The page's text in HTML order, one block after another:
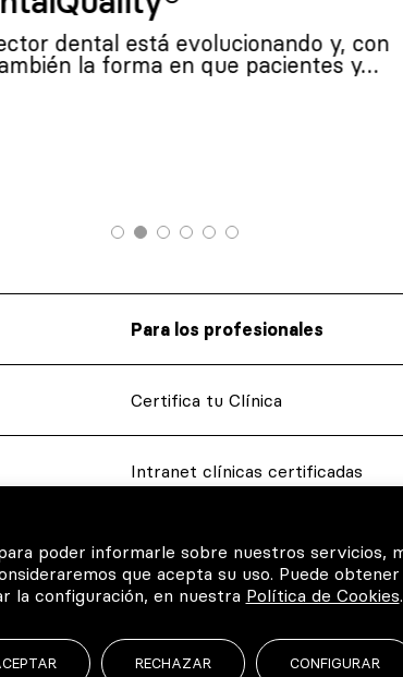
dental está evolucionando y, con
la forma en que pacientes y…
Para los profesionales
Certifica tu Clínica
Intranet clínicas certificadas
Glosario dental
© 2026 Todos los derechos
poder informarle sobre nuestros servicios,
que acepta su uso. Puede
la configuración, en nuestra Política de Cookies.
RECHAZAR CONFIGURAR